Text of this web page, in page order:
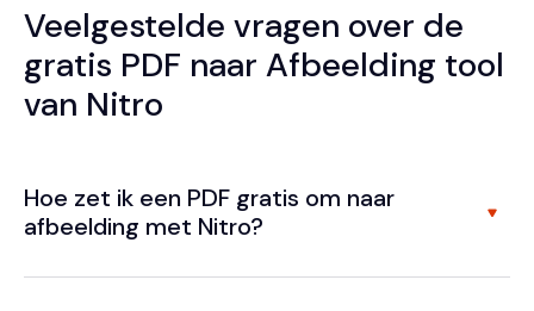
Veelgestelde vragen over de
gratis PDF naar Afbeelding tool
van Nitro
Hoe zet ik een PDF gratis om naar
afbeelding met Nitro?